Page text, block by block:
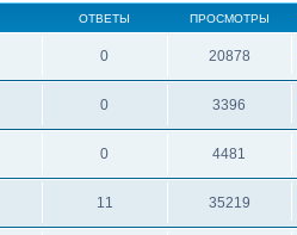
ОТВЕТЫ ПРОСМОТРЫ
0 20878
0 3396
0 4481
11 35219